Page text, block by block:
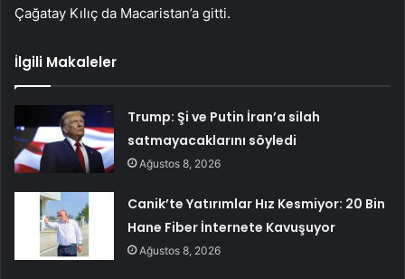
Çağatay Kılıç da Macaristan’a gitti.
İlgili Makaleler
Trump: Şi ve Putin İran’a silah
satmayacaklarını söyledi
Ağustos 8, 2026
Canik’te Yatırımlar Hız Kesmiyor: 20 Bin
Hane Fiber İnternete Kavuşuyor
Ağustos 8, 2026